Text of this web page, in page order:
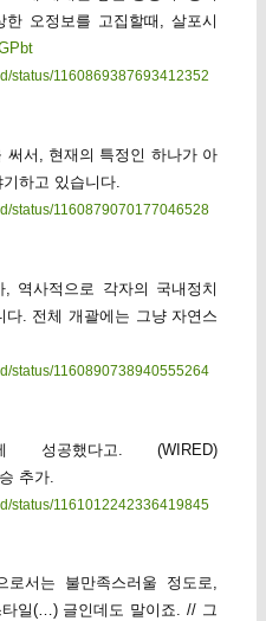
오정보를 고집할때, 살포시
status/1160869387693412352
써서, 현재의 특정인 하나가 아
하고 있습니다.
status/1160879070177046528
, 역사적으로 각자의 국내정치
. 전체 개괄에는 그냥 자연스
status/1160890738940555264
성공했다고. (WIRED)
추가.
status/1161012242336419845
로서는 불만족스러울 정도로,
일(…) 글인데도 말이죠. // 그